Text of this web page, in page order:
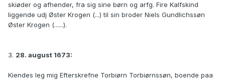
skiøder og afhender, fra sig sine børn og arfg. Fire Kalfskind
liggende udj Øster Krogen (...) til sin broder Niels Gundlichssøn
Øster Krogen (......).
3. 28. august 1673:
Kiendes Ieg mig Efterskrefne Torbiørn Torbiørnssøn, boende paa